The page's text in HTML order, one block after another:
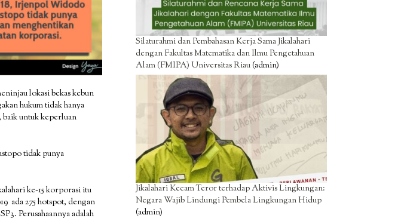
lokasi bekas kebun
hukum tidak hanya
baik untuk keperluan
tidak punya
ke-15 korporasi itu
ada 275 hotspot, dengan
Perusahaannya adalah
Silaturahmi dan Pembahasan Kerja Sama Jikalahari
dengan Fakultas Matematika dan Ilmu Pengetahuan
Alam (FMIPA) Universitas Riau(admin)
Jikalahari Kecam Teror terhadap Aktivis Lingkungan:
Negara Wajib Lindungi Pembela Lingkungan Hidup
(admin)